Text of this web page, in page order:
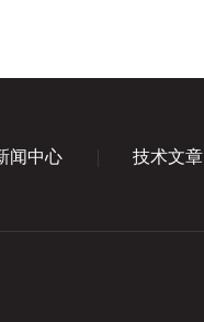
闻中心 技术文章